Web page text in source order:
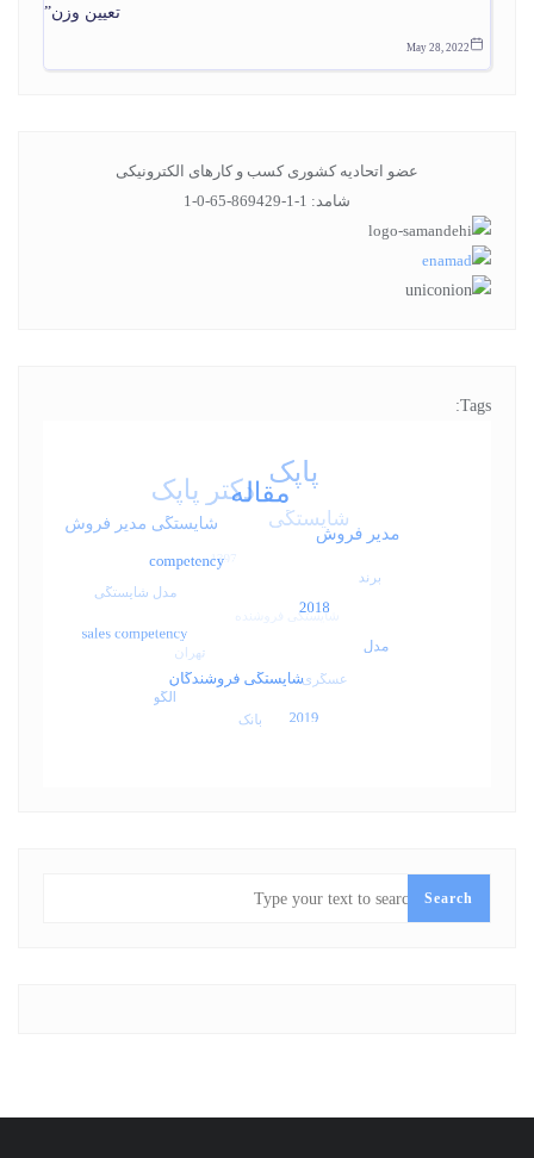
تعیین وزن”
May 28, 2022
عضو اتحادیه کشوری کسب و کارهای الکترونیکی
شامد: 1-1-869429-65-0-1
Tags:
Search